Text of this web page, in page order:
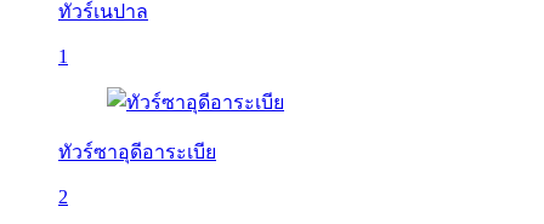
ทัวร์เนปาล
1
ทัวร์ซาอุดีอาระเบีย
2